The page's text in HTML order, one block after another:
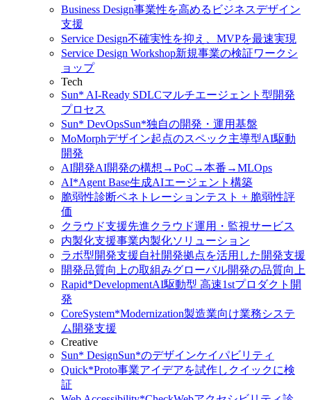
Business Design事業性を高めるビジネスデザイン
支援
Service Design不確実性を抑え、MVPを最速実現
Service Design Workshop新規事業の検証ワークシ
ョップ
Tech
Sun* AI-Ready SDLCマルチエージェント型開発
プロセス
Sun* DevOpsSun*独自の開発・運用基盤
MoMorphデザイン起点のスペック主導型AI駆動
開発
AI開発AI開発の構想→PoC→本番→MLOps
AI*Agent Base生成AIエージェント構築
脆弱性診断ペネトレーションテスト + 脆弱性評
価
クラウド支援先進クラウド運用・監視サービス
内製化支援事業内製化ソリューション
ラボ型開発支援自社開発拠点を活用した開発支援
開発品質向上の取組みグローバル開発の品質向上
Rapid*DevelopmentAI駆動型 高速1stプロダクト開
発
CoreSystem*Modernization製造業向け業務システ
ム開発支援
Creative
Sun* DesignSun*のデザインケイパビリティ
Quick*Proto事業アイデアを試作しクイックに検
証